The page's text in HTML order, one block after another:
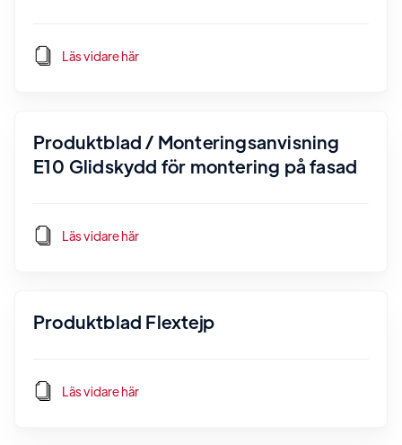
Läs vidare här
Produktblad / Monteringsanvisning
E10 Glidskydd för montering på fasad
Läs vidare här
Produktblad Flextejp
Läs vidare här